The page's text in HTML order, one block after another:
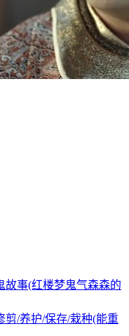
故事(红楼梦鬼气森森的
剪/养护/保存/栽种(能重